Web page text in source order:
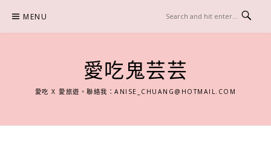
content
MENU
愛吃鬼芸芸
愛吃 X 愛旅遊。聯絡我：ANISE_CHUANG@HOTMAIL.COM